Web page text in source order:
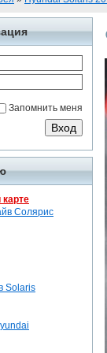
Запомнить меня
Солярис
Solaris